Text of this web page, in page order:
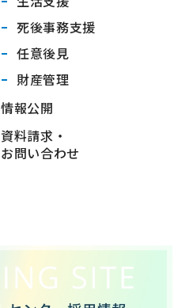
死後事務支援
任意後見
財産管理
情報公開
資料請求・
お問い合わせ